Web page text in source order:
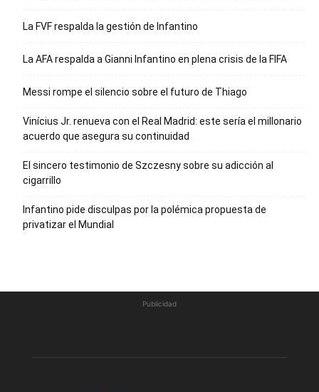
La FVF respalda la gestión de Infantino
La AFA respalda a Gianni Infantino en plena crisis de la FIFA
Messi rompe el silencio sobre el futuro de Thiago
Vinícius Jr. renueva con el Real Madrid: este sería el millonario
acuerdo que asegura su continuidad
El sincero testimonio de Szczesny sobre su adicción al
cigarrillo
Infantino pide disculpas por la polémica propuesta de
privatizar el Mundial
Publicidad